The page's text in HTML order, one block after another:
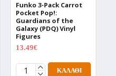
Funko 3-Pack Carrot
Pocket Pop!:
Guardians of the
Galaxy (PDQ) Vinyl
Figures
13.49€
ΚΑΛΆΘΙ